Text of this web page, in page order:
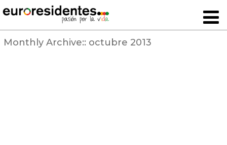
Monthly Archive:: octubre 2013